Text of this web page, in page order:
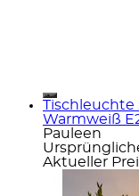
Tischleuchte
Warmweiß
Pauleen
Aktueller